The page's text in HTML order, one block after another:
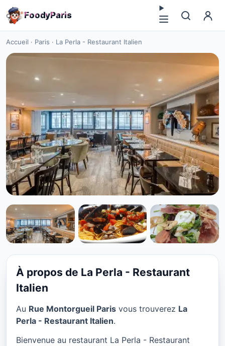
FoodyParis
Accueil · Paris · La Perla - Restaurant Italien
CUISINE EUROPÉENNE
La Perla - Restaurant
Italien à Paris
★ 4.3/5
À propos de La Perla - Restaurant
Italien
Au Rue Montorgueil Paris vous trouverez La
Perla - Restaurant Italien.
Bienvenue au restaurant La Perla - Restaurant